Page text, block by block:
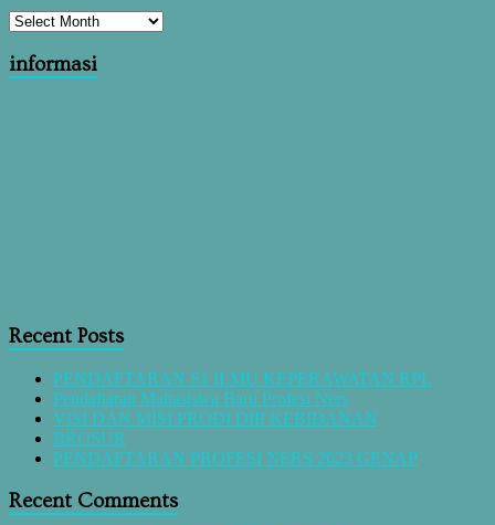
informasi
Recent Posts
PENDAFTARAN S1 ILMU KEPERAWATAN RPL
Pendaftaran Mahasiswa Baru Profesi Ners
VISI DAN MISI PRODI DIII KEBIDANAN
BROSUR
PENDAFTARAN PROFESI NERS 2023 GENAP
Recent Comments